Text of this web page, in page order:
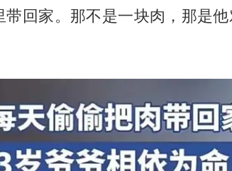
回家。那不是一块肉，那是他